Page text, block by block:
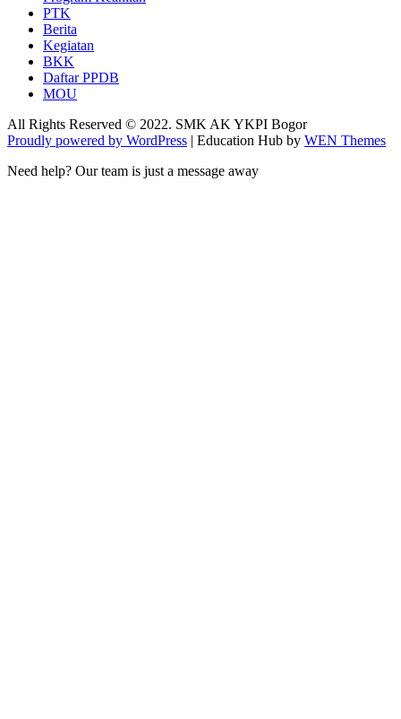
PTK
Berita
Kegiatan
BKK
Daftar PPDB
MOU
All Rights Reserved © 2022. SMK AK YKPI Bogor
Proudly powered by WordPress | Education Hub by WEN Themes
Need help? Our team is just a message away